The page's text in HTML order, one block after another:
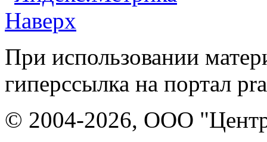
Наверх
При использовании
гиперссылка на портал
© 2004-2026, ООО "Центр